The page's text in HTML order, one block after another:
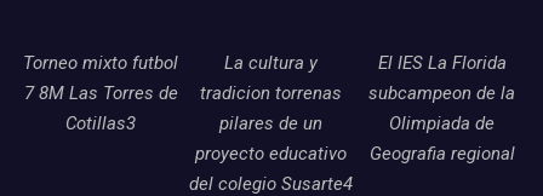
Torneo mixto futbol
7 8M Las Torres de
Cotillas3
La cultura y
tradicion torrenas
pilares de un
proyecto educativo
del colegio Susarte4
El IES La Florida
subcampeon de la
Olimpiada de
Geografia regional